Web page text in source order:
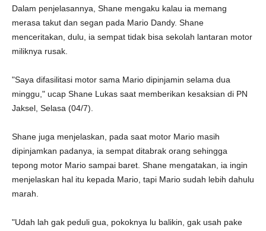
Dalam penjelasannya, Shane mengaku kalau ia memang
merasa takut dan segan pada Mario Dandy. Shane
menceritakan, dulu, ia sempat tidak bisa sekolah lantaran motor
miliknya rusak.
"Saya difasilitasi motor sama Mario dipinjamin selama dua
minggu," ucap Shane Lukas saat memberikan kesaksian di PN
Jaksel, Selasa (04/7).
Shane juga menjelaskan, pada saat motor Mario masih
dipinjamkan padanya, ia sempat ditabrak orang sehingga
tepong motor Mario sampai baret. Shane mengatakan, ia ingin
menjelaskan hal itu kepada Mario, tapi Mario sudah lebih dahulu
marah.
"Udah lah gak peduli gua, pokoknya lu balikin, gak usah pake